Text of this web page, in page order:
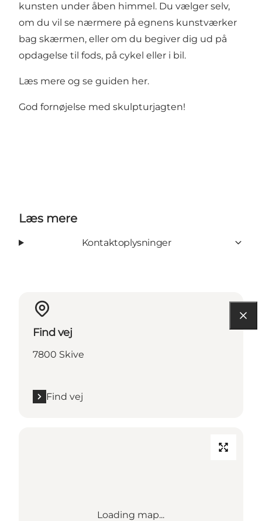
kunsten under åben himmel. Du vælger selv,
om du vil se nærmere på egnens kunstværker
bag skærmen, eller om du begiver dig ud på
opdagelse til fods, på cykel eller i bil.
Læs mere og se guiden her.
God fornøjelse med skulpturjagten!
Læs mere
Kontaktoplysninger
Find vej
7800 Skive
Find vej
Loading map...